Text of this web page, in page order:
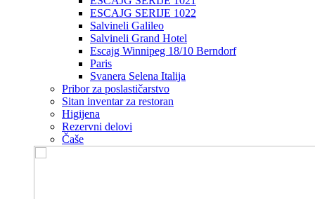
ESCAJG SERIJE 1022
Salvineli Galileo
Salvineli Grand Hotel
Escajg Winnipeg 18/10 Berndorf
Paris
Svanera Selena Italija
Pribor za poslastičarstvo
Sitan inventar za restoran
Higijena
Rezervni delovi
Čaše